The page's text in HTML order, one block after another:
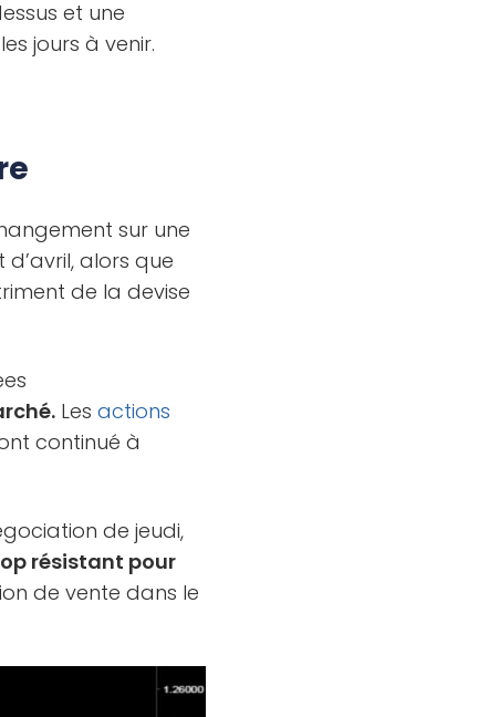
et une
jours à venir.
sur une
alors que
de la devise
Lesactions
continué à
de jeudi,
résistant pour
de vente dans le